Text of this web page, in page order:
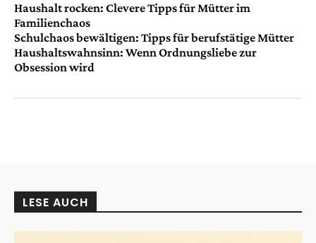
Haushalt rocken: Clevere Tipps für Mütter im
Familienchaos
Schulchaos bewältigen: Tipps für berufstätige Mütter
Haushaltswahnsinn: Wenn Ordnungsliebe zur
Obsession wird
LESE AUCH